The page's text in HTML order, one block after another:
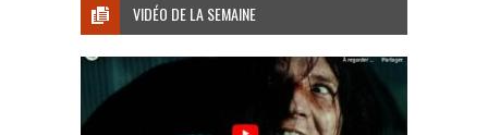
VIDÉO DE LA SEMAINE